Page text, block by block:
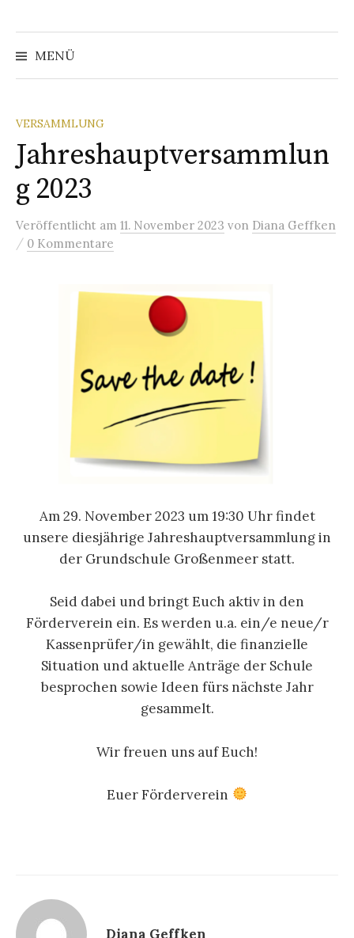
MENÜ
VERSAMMLUNG
Jahreshauptversammlun
g 2023
Veröffentlicht am 11. November 2023 von Diana Geffken
/ 0 Kommentare
Am 29. November 2023 um 19:30 Uhr findet
unsere diesjährige Jahreshauptversammlung in
der Grundschule Großenmeer statt.
Seid dabei und bringt Euch aktiv in den
Förderverein ein. Es werden u.a. ein/e neue/r
Kassenprüfer/in gewählt, die finanzielle
Situation und aktuelle Anträge der Schule
besprochen sowie Ideen fürs nächste Jahr
gesammelt.
Wir freuen uns auf Euch!
Euer Förderverein
Diana Geffken